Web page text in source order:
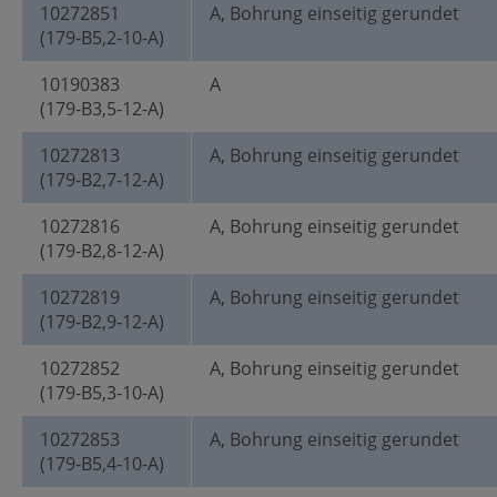
10272851
(179-B5,2-10-A)
A, Bohrung einseitig gerundet
10190383
(179-B3,5-12-A)
A
10272813
(179-B2,7-12-A)
A, Bohrung einseitig gerundet
10272816
(179-B2,8-12-A)
A, Bohrung einseitig gerundet
10272819
(179-B2,9-12-A)
A, Bohrung einseitig gerundet
10272852
(179-B5,3-10-A)
A, Bohrung einseitig gerundet
10272853
(179-B5,4-10-A)
A, Bohrung einseitig gerundet